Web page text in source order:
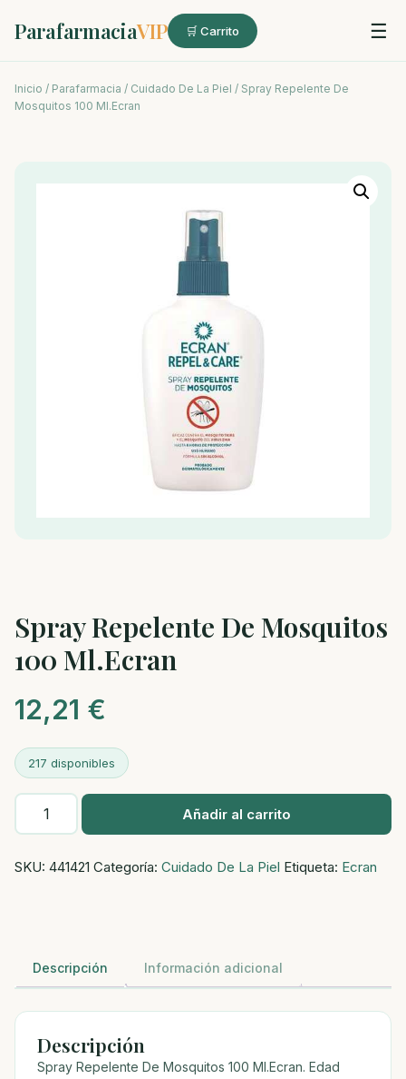
ParafarmaciaVIP 🛒 Carrito ☰
Inicio / Parafarmacia / Cuidado De La Piel / Spray Repelente De
Mosquitos 100 Ml.Ecran
Spray Repelente De Mosquitos
100 Ml.Ecran
12,21 €
217 disponibles
Spray
Repelente
Mosquitos
Añadir al carrito
SKU: 441421 Categoría: Cuidado De La Piel Etiqueta: Ecran
Descripción Información adicional
Descripción
Spray Repelente De Mosquitos 100 Ml.Ecran. Edad